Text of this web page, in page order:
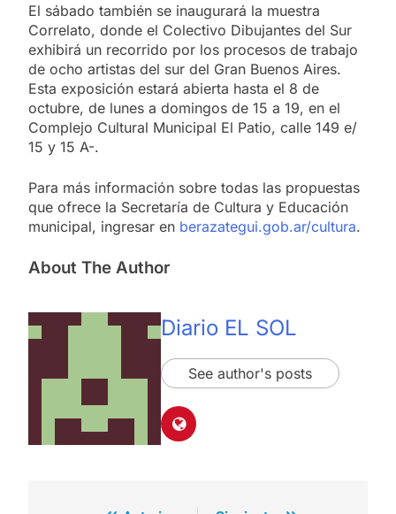
El sábado también se inaugurará la muestra
Correlato, donde el Colectivo Dibujantes del Sur
exhibirá un recorrido por los procesos de trabajo
de ocho artistas del sur del Gran Buenos Aires.
Esta exposición estará abierta hasta el 8 de
octubre, de lunes a domingos de 15 a 19, en el
Complejo Cultural Municipal El Patio, calle 149 e/
15 y 15 A-.
Para más información sobre todas las propuestas
que ofrece la Secretaría de Cultura y Educación
municipal, ingresar en berazategui.gob.ar/cultura.
About The Author
Diario EL SOL
See author's posts